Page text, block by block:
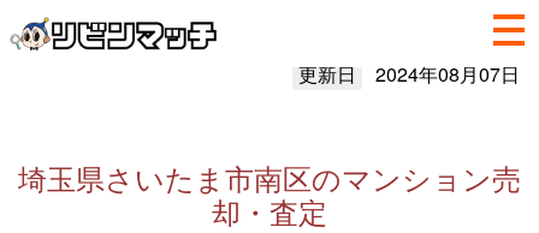
更新日 2024年08月07日
埼玉県さいたま市南区のマンション売
却・査定